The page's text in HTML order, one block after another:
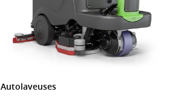
Autolaveuses